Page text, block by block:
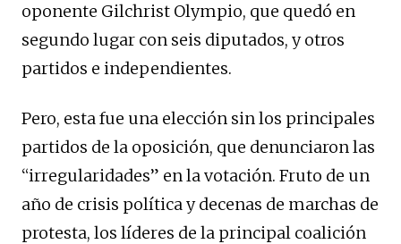
oponente Gilchrist Olympio, que quedó en
segundo lugar con seis diputados, y otros
partidos e independientes.
Pero, esta fue una elección sin los principales
partidos de la oposición, que denunciaron las
“irregularidades” en la votación. Fruto de un
año de crisis política y decenas de marchas de
protesta, los líderes de la principal coalición